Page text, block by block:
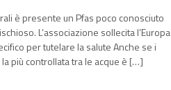
è presente un Pfas poco conosciuto
L’associazione sollecita l’Europa
per tutelare la salute Anche se i
più controllata tra le acque è […]